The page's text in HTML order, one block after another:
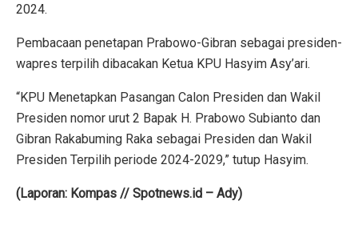
2024.
Pembacaan penetapan Prabowo-Gibran sebagai presiden-
wapres terpilih dibacakan Ketua KPU Hasyim Asy’ari.
“KPU Menetapkan Pasangan Calon Presiden dan Wakil
Presiden nomor urut 2 Bapak H. Prabowo Subianto dan
Gibran Rakabuming Raka sebagai Presiden dan Wakil
Presiden Terpilih periode 2024-2029,” tutup Hasyim.
(Laporan: Kompas // Spotnews.id – Ady)